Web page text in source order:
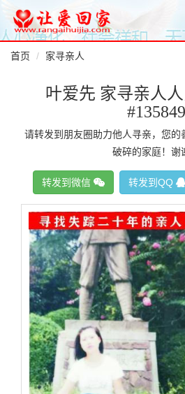
首页 家寻亲人
叶爱先 家寻亲人
#135849
请转发到朋友圈助力他人寻亲，您
破碎的家庭！谢
转发到微信 转发到QQ